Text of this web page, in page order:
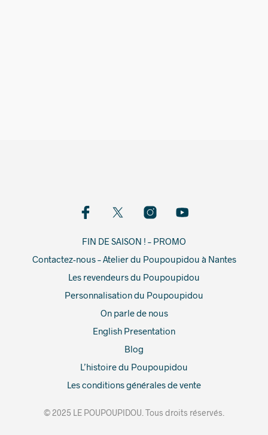
FIN DE SAISON ! – PROMO
Contactez-nous – Atelier du Poupoupidou à Nantes
Les revendeurs du Poupoupidou
Personnalisation du Poupoupidou
On parle de nous
English Presentation
Blog
L’histoire du Poupoupidou
Les conditions générales de vente
© 2025 LE POUPOUPIDOU. Tous droits réservés.